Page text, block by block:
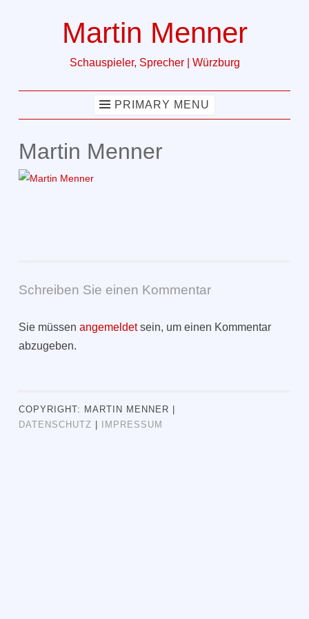
Martin Menner
Schauspieler, Sprecher | Würzburg
PRIMARY MENU
Martin Menner
Schreiben Sie einen Kommentar
Sie müssen angemeldetsein, um einen Kommentar
abzugeben.
COPYRIGHT: MARTIN MENNER |
DATENSCHUTZ
IMPRESSUM